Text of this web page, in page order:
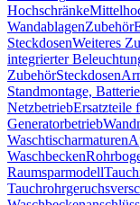
Hochschränke
WandablagenZubehör
SteckdosenWeiteres
integrierter
ZubehörSteckdosen
Standmontage,
NetzbetriebErsatzteile
Generatorbetrieb
Waschtischarmaturen
Waschbecken
Raumsparmodell